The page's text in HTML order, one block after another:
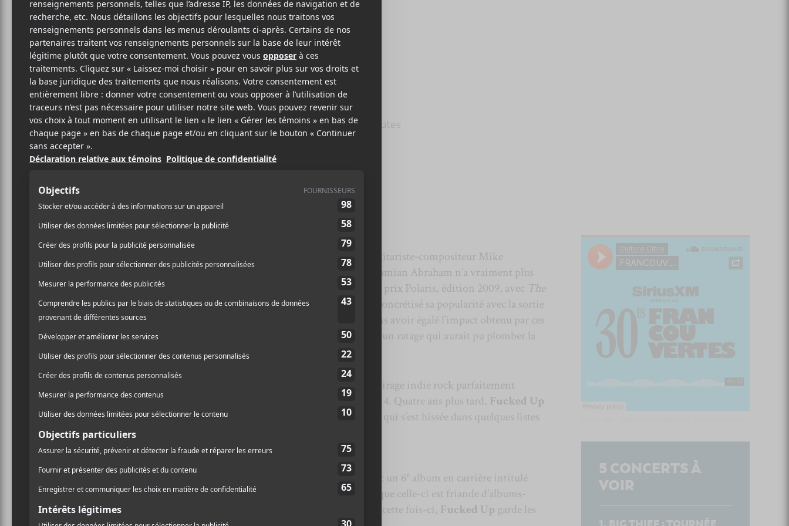
FUCKED UP
One Day
Merge Records 2023 40 minutes
7,5
STÉPHANE
DESLAURIERS
/ ROCK
PARTAGER
F
A
E
O
K
T
W
I
T
E
P
A
T
G
R
La formation originaire de Toronto, menée par le guitariste-compositeur Mike
Haliechuck et singularisée par le chanteur-hurleur Damian Abraham n’a vraiment plus
besoin de présentation exhaustive. En remportant le prix Polaris, édition 2009, avec The
Chemistry of Common Life,Fucked Up
a ensuite concrétisé sa popularité avec la sortie
de
(2011). Depuis ce temps, sans avoir égalé l’impact obtenu par ces
deux longs formats, les Canadiens n’ont commis aucun ratage qui aurait pu plomber la
qualité de leur discographie.
Parmi les récents bons coups du groupe, on note le virage indie rock parfaitement
assumé de
, un excellent disque paru en 2014. Quatre ans plus tard, Fucked Up
revenait à la charge
, une création qui s’est hissée dans quelques listes
Le quintette « alterno-punk » est donc de retour avec un 6e album en carrière intitulé
One Day. Les férus de la formation savent très bien que celle-ci est friande d’albums-
concepts qui dépassent souvent l’heure d’écoute. Or, cette fois-ci, Fucked Up garde les
5 CONCERTS À
VOIR